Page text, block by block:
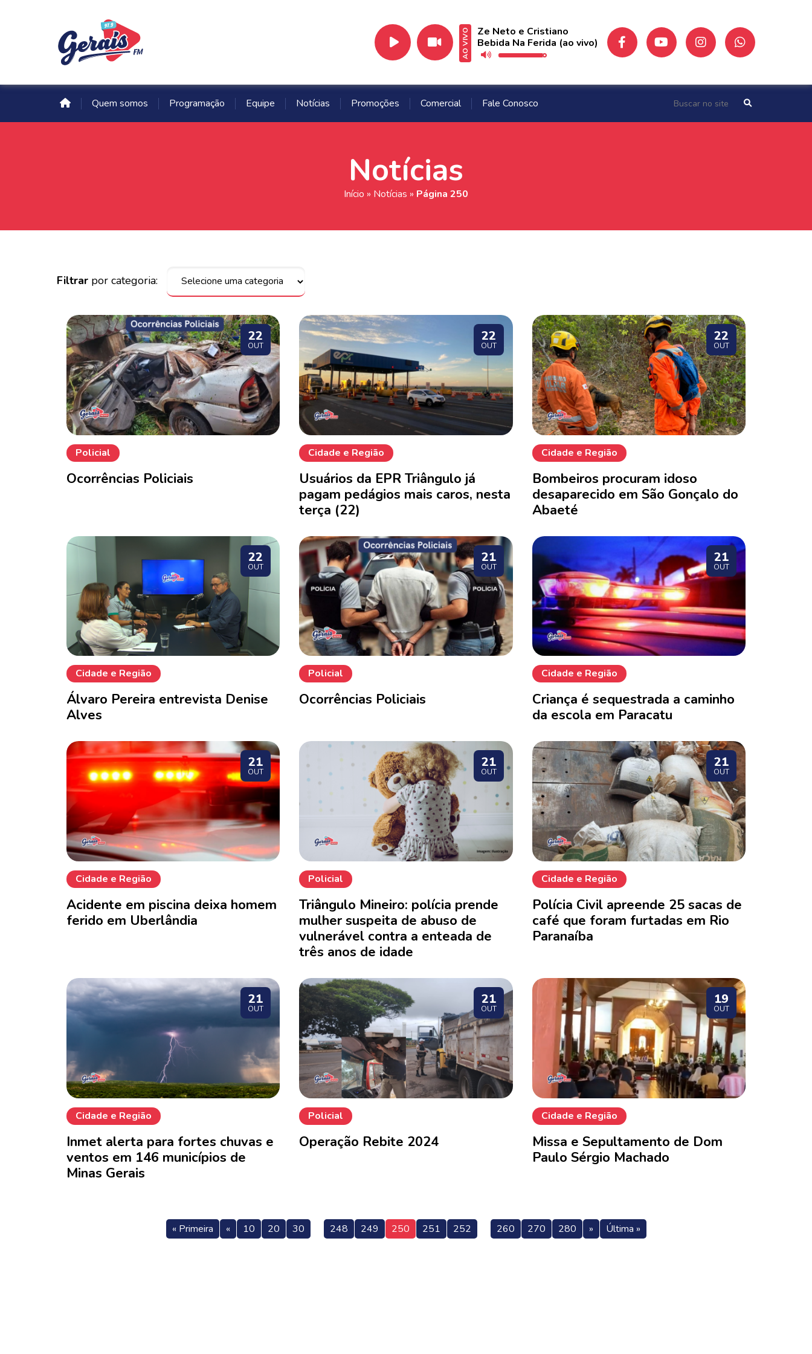
AO VIVO
Ze Neto e Cristiano
Bebida Na Ferida (ao vivo)
Quem somos Programação Equipe Notícias Promoções Comercial Fale Conosco
Notícias
Início » Notícias » Página 250
Filtrar por categoria:
22
OUT
Policial
Ocorrências Policiais
22
OUT
Cidade e Região
Usuários da EPR Triângulo já
pagam pedágios mais caros, nesta
terça (22)
22
OUT
Cidade e Região
Bombeiros procuram idoso
desaparecido em São Gonçalo do
Abaeté
22
OUT
Cidade e Região
Álvaro Pereira entrevista Denise
Alves
21
OUT
Policial
Ocorrências Policiais
21
OUT
Cidade e Região
Criança é sequestrada a caminho
da escola em Paracatu
21
OUT
Cidade e Região
Acidente em piscina deixa homem
ferido em Uberlândia
21
OUT
Policial
Triângulo Mineiro: polícia prende
mulher suspeita de abuso de
vulnerável contra a enteada de
três anos de idade
21
OUT
Cidade e Região
Polícia Civil apreende 25 sacas de
café que foram furtadas em Rio
Paranaíba
21
OUT
Cidade e Região
Inmet alerta para fortes chuvas e
ventos em 146 municípios de
Minas Gerais
21
OUT
Policial
Operação Rebite 2024
19
OUT
Cidade e Região
Missa e Sepultamento de Dom
Paulo Sérgio Machado
« Primeira « 10 20 30 248 249 250 251 252 260 270 280 » Última »